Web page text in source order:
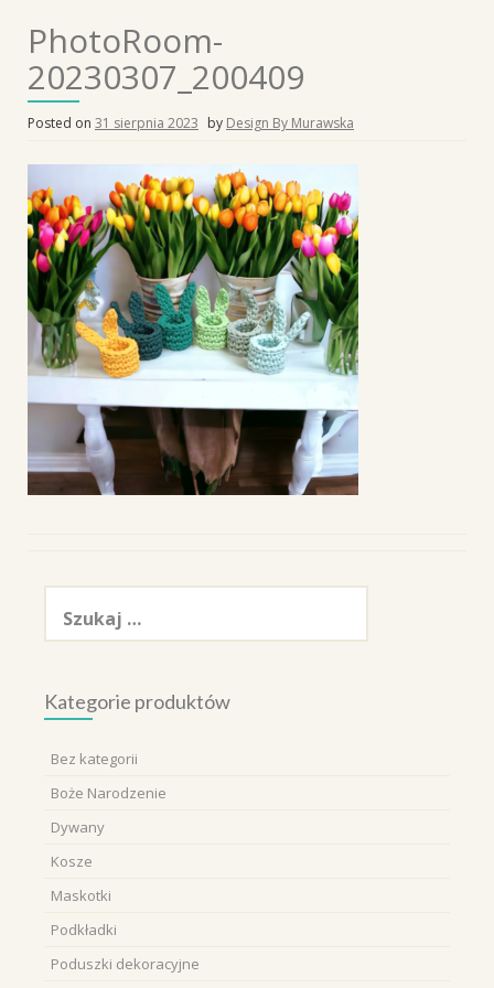
PhotoRoom-
20230307_200409
Posted on 31 sierpnia 2023 by Design By Murawska
Szukaj:
Kategorie produktów
Bez kategorii
Boże Narodzenie
Dywany
Kosze
Maskotki
Podkładki
Poduszki dekoracyjne